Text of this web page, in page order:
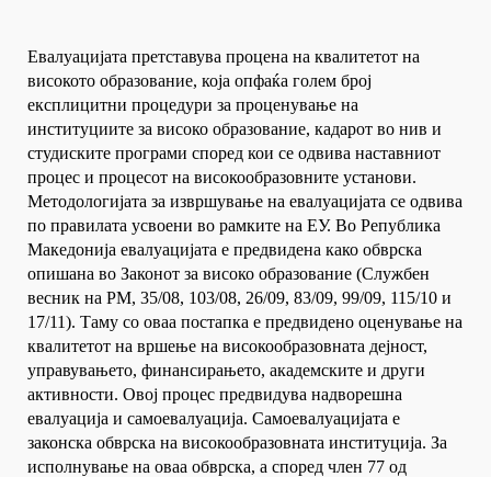
Eвалуацијата претставува процена на квалитетот на
високото образование, која опфаќа голем број
експлицитни процедури за проценување на
институциите за високо образование, кадарот во нив и
студиските програми според кои се одвива наставниот
процес и процесот на високообразовните установи.
Методологијата за извршување на евалуацијата се одвива
по правилата усвоени во рамките на ЕУ. Во Република
Македонија евалуацијата е предвидена како обврска
опишана во Законот за високо образование (Службен
весник на РМ, 35/08, 103/08, 26/09, 83/09, 99/09, 115/10 и
17/11). Таму со оваа постапка е предвидено оценување на
квалитетот на вршење на високообразовната дејност,
управувањето, финансирањето, академските и други
активности. Овој процес предвидува надворешна
евалуација и самоевалуација. Самоевалуацијата е
законска обврска на високообразовната институција. За
исполнување на оваа обврска, а според член 77 од